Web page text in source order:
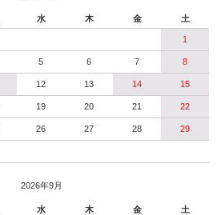
水 木 金 土
1
5 6 7 8
12 13 14 15
19 20 21 22
26 27 28 29
2026年9月
水 木 金 土